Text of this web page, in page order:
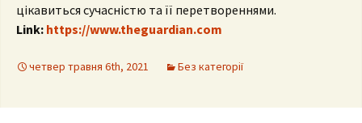
цікавиться сучасністю та її перетвореннями.
Link: https://www.theguardian.com
четвер травня 6th, 2021 Без категорії